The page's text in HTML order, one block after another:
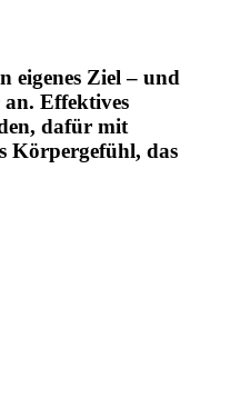
eigenes Ziel – und
an. Effektives
dafür mit
Körpergefühl, das